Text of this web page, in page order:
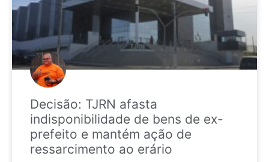
Decisão: TJRN afasta
indisponibilidade de bens de ex-
prefeito e mantém ação de
ressarcimento ao erário